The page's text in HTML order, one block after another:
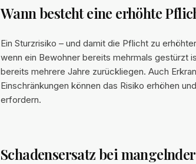
Wann besteht eine erhöhte
Ein Sturzrisiko – und damit die Pflicht zu erhöhter
wenn ein Bewohner bereits mehrmals gestürzt
bereits mehrere Jahre zurückliegen. Auch
Einschränkungen können das Risiko erhöhen
erfordern.
Schadensersatz bei